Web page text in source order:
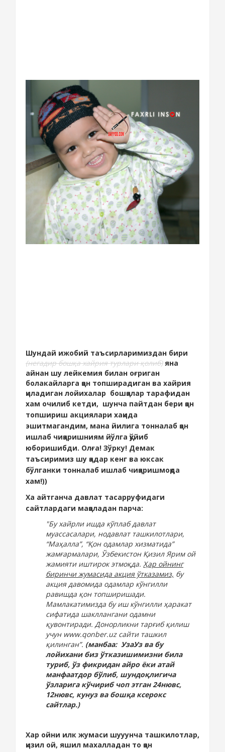
Шундай ижобий таъсирларимиздан бири
(негадир бошқа хайрия турлари қолиб)яна
айнан шу лейкемия билан оғриган
болакайларга қон топширадиган ва хайрия
қиладиган лойихалар бошқалар тарафидан
хам очилиб кетди, шунча пайтдан бери қон
топшириш акциялари хақида
эшитмагандим, мана йилига тонналаб қон
ишлаб чиқаришниям йўлга қўйиб
юборишибди. Олға! Зўрку! Демак
таъсиримиз шу қадар кенг ва юксак
бўлганки тонналаб ишлаб чиқаришмоқда
хам!))
Ха айтганча давлат тасарруфидаги
сайтлардаги мақоладан парча:
"Бу хайрли ишда кўплаб давлат
муассасалари, нодавлат ташкилотлари,
“Маҳалла”, “Қон одамлар хизматида”
жамғармалари, Ўзбекистон Қизил Ярим ой
жамияти иштирок этмоқда. Ҳар ойнинг
биринчи жумасида акция ўтказамиз, бу
акция давомида одамлар кўнгилли
равишда қон топширишади.
Мамлакатимизда бу иш кўнгилли ҳаракат
сифатида шакллангани одамни
қувонтиради. Донорликни тарғиб қилиш
учун www.qonber.uz сайти ташкил
қилинган”. (манбаа: УзаУз ва бу
лойихани биз ўтказишимизни била
туриб, ўз фикридан айро ёки атай
манфаатдор бўлиб, шундоқлигича
ўзларига кўчириб чоп этган 24нювс,
12нювс, кунуз ва бошқа ксерокс
сайтлар.)
Хар ойни илк жумаси шууунча ташкилотлар,
қизил ой, яшил махалладан то қон